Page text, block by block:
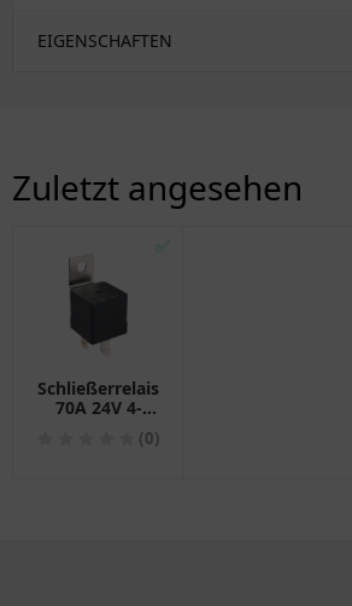
EIGENSCHAFTEN
Zuletzt angesehen
✅
Schließerrelais
70A 24V 4-
(0)